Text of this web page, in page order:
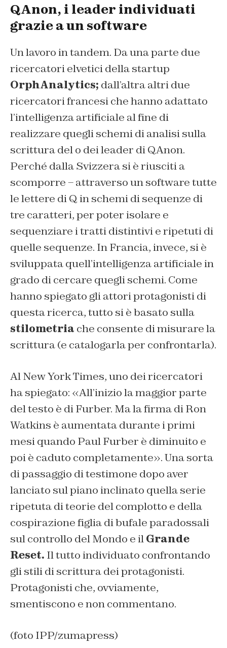
QAnon, i leader individuati
grazie a un software
Un lavoro in tandem. Da una parte due
ricercatori elvetici della startup
OrphAnalytics; dall’altra altri due
ricercatori francesi che hanno adattato
l’intelligenza artificiale al fine di
realizzare quegli schemi di analisi sulla
scrittura del o dei leader di QAnon.
Perché dalla Svizzera si è riusciti a
scomporre – attraverso un software tutte
le lettere di Q in schemi di sequenze di
tre caratteri, per poter isolare e
sequenziare i tratti distintivi e ripetuti di
quelle sequenze. In Francia, invece, si è
sviluppata quell’intelligenza artificiale in
grado di cercare quegli schemi. Come
hanno spiegato gli attori protagonisti di
questa ricerca, tutto si è basato sulla
stilometria che consente di misurare la
scrittura (e catalogarla per confrontarla).
Al New York Times, uno dei ricercatori
ha spiegato: «All’inizio la maggior parte
del testo è di Furber. Ma la firma di Ron
Watkins è aumentata durante i primi
mesi quando Paul Furber è diminuito e
poi è caduto completamente». Una sorta
di passaggio di testimone dopo aver
lanciato sul piano inclinato quella serie
ripetuta di teorie del complotto e della
cospirazione figlia di bufale paradossali
sul controllo del Mondo e ilGrande
Reset. Il tutto individuato confrontando
gli stili di scrittura dei protagonisti.
Protagonisti che, ovviamente,
smentiscono e non commentano.
(foto IPP/zumapress)